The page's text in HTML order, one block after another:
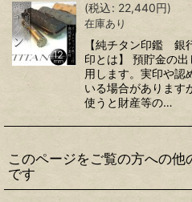
(税込: 22,440円)
在庫あり
【純チタン印鑑
印とは】 預貯金の
用します。実印や認
いる場合があります
使うと財産等の…
このページをご覧の方への
です